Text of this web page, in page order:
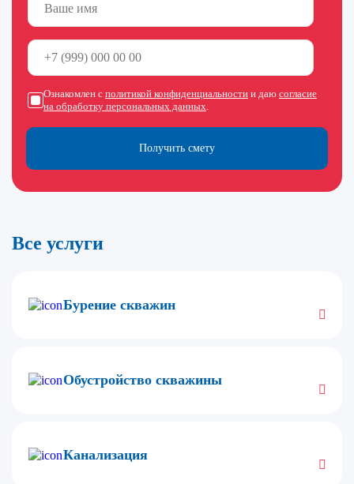
Получить смету
Ознакомлен с политикой конфиденциальности и даю согласие
на обработку персональных данных.
Все услуги
Бурение скважин
Обустройство скважины
Канализация